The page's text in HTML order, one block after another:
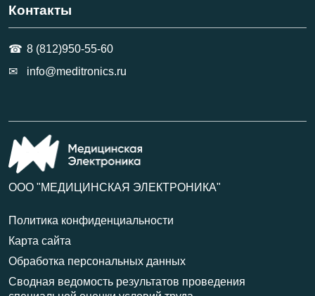
Контакты
8 (812)950-55-60
info@meditronics.ru
ООО "МЕДИЦИНСКАЯ ЭЛЕКТРОНИКА"
Политика конфиденциальности
Карта сайта
Обработка персональных данных
Сводная ведомость результатов проведения